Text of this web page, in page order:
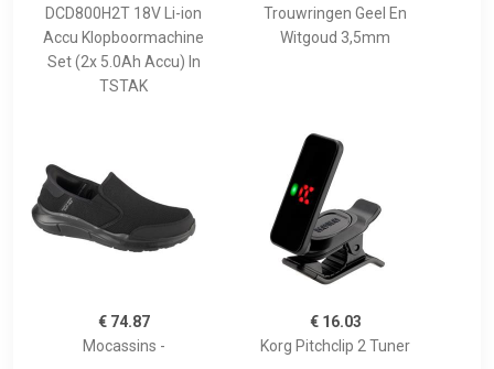
DCD800H2T 18V Li-ion
Accu Klopboormachine
Set (2x 5.0Ah Accu) In
TSTAK
Trouwringen Geel En
Witgoud 3,5mm
€ 74.87
Mocassins -
€ 16.03
Korg Pitchclip 2 Tuner